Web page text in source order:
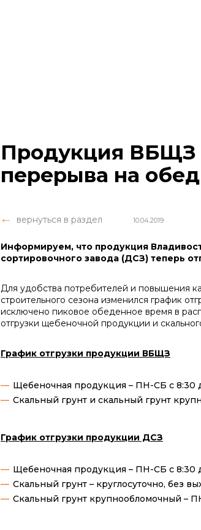
Продукция ВБЩЗ
перерыва на обед
вернуться в раздел 10.04.2019
Информируем, что продукция
сортировочного завода (ДСЗ) теперь
Для удобства потребителей и повышения
строительного сезона изменился график
исключено пиковое обеденное время в
отгрузки щебеночной продукции и
График отгрузки продукции ВБЩЗ
Щебеночная продукция – ПН-СБ с 8:30
Скальный грунт и скальный грунт
График отгрузки продукции ДСЗ
Щебеночная продукция – ПН-СБ с 8:30
Скальный грунт – круглосуточно, без
Скальный грунт крупнообломочный –